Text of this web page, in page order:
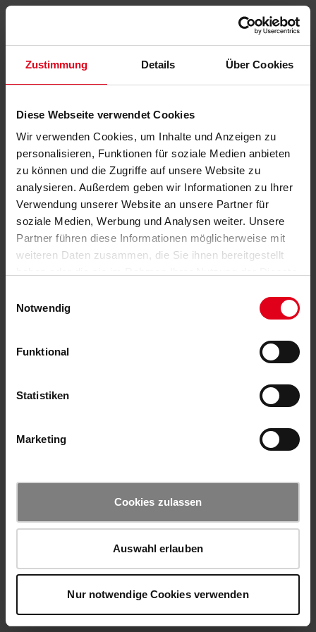
Zustimmung Details Über Cookies
Diese Webseite verwendet Cookies
Wir verwenden Cookies, um Inhalte und Anzeigen zu
personalisieren, Funktionen für soziale Medien anbieten
zu können und die Zugriffe auf unsere Website zu
analysieren. Außerdem geben wir Informationen zu Ihrer
Verwendung unserer Website an unsere Partner für
soziale Medien, Werbung und Analysen weiter. Unsere
Partner führen diese Informationen möglicherweise mit
weiteren Daten zusammen, die Sie ihnen bereitgestellt
Notwendig
Funktional
Statistiken
Marketing
Cookies zulassen
Auswahl erlauben
Nur notwendige Cookies verwenden